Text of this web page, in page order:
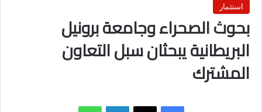
استثمار
بحوث الصحراء وجامعة برونيل
البريطانية يبحثان سبل التعاون
المشترك
فيسبوك X لينكدإن